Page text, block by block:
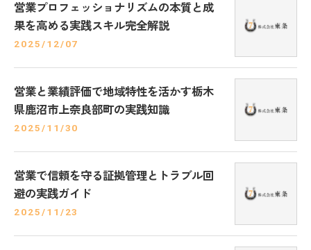
営業プロフェッショナリズムの本質と成
果を高める実践スキル完全解説
2025/12/07
営業と業績評価で地域特性を活かす栃木
県鹿沼市上奈良部町の実践知識
2025/11/30
営業で信頼を守る証拠管理とトラブル回
避の実践ガイド
2025/11/23